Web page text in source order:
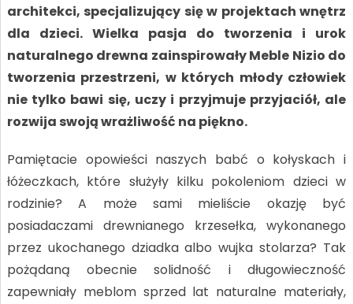
architekci, specjalizujący się w projektach wnętrz
dla dzieci. Wielka pasja do tworzenia i urok
naturalnego drewna zainspirowały Meble Nizio do
tworzenia przestrzeni, w których młody człowiek
nie tylko bawi się, uczy i przyjmuje przyjaciół, ale
rozwija swoją wrażliwość na piękno.
Pamiętacie opowieści naszych babć o kołyskach i
łóżeczkach, które służyły kilku pokoleniom dzieci w
rodzinie? A może sami mieliście okazję być
posiadaczami drewnianego krzesełka, wykonanego
przez ukochanego dziadka albo wujka stolarza? Tak
pożądaną obecnie solidność i długowieczność
zapewniały meblom sprzed lat naturalne materiały,